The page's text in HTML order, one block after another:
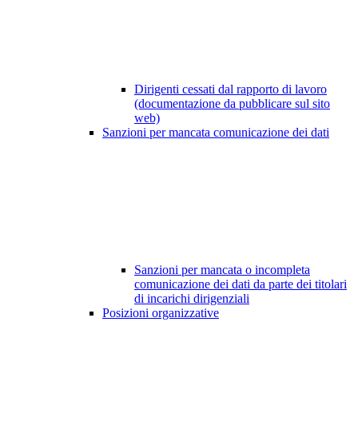
Dirigenti cessati dal rapporto di lavoro
(documentazione da pubblicare sul sito
web)
Sanzioni per mancata comunicazione dei dati
Sanzioni per mancata o incompleta
comunicazione dei dati da parte dei titolari
di incarichi dirigenziali
Posizioni organizzative